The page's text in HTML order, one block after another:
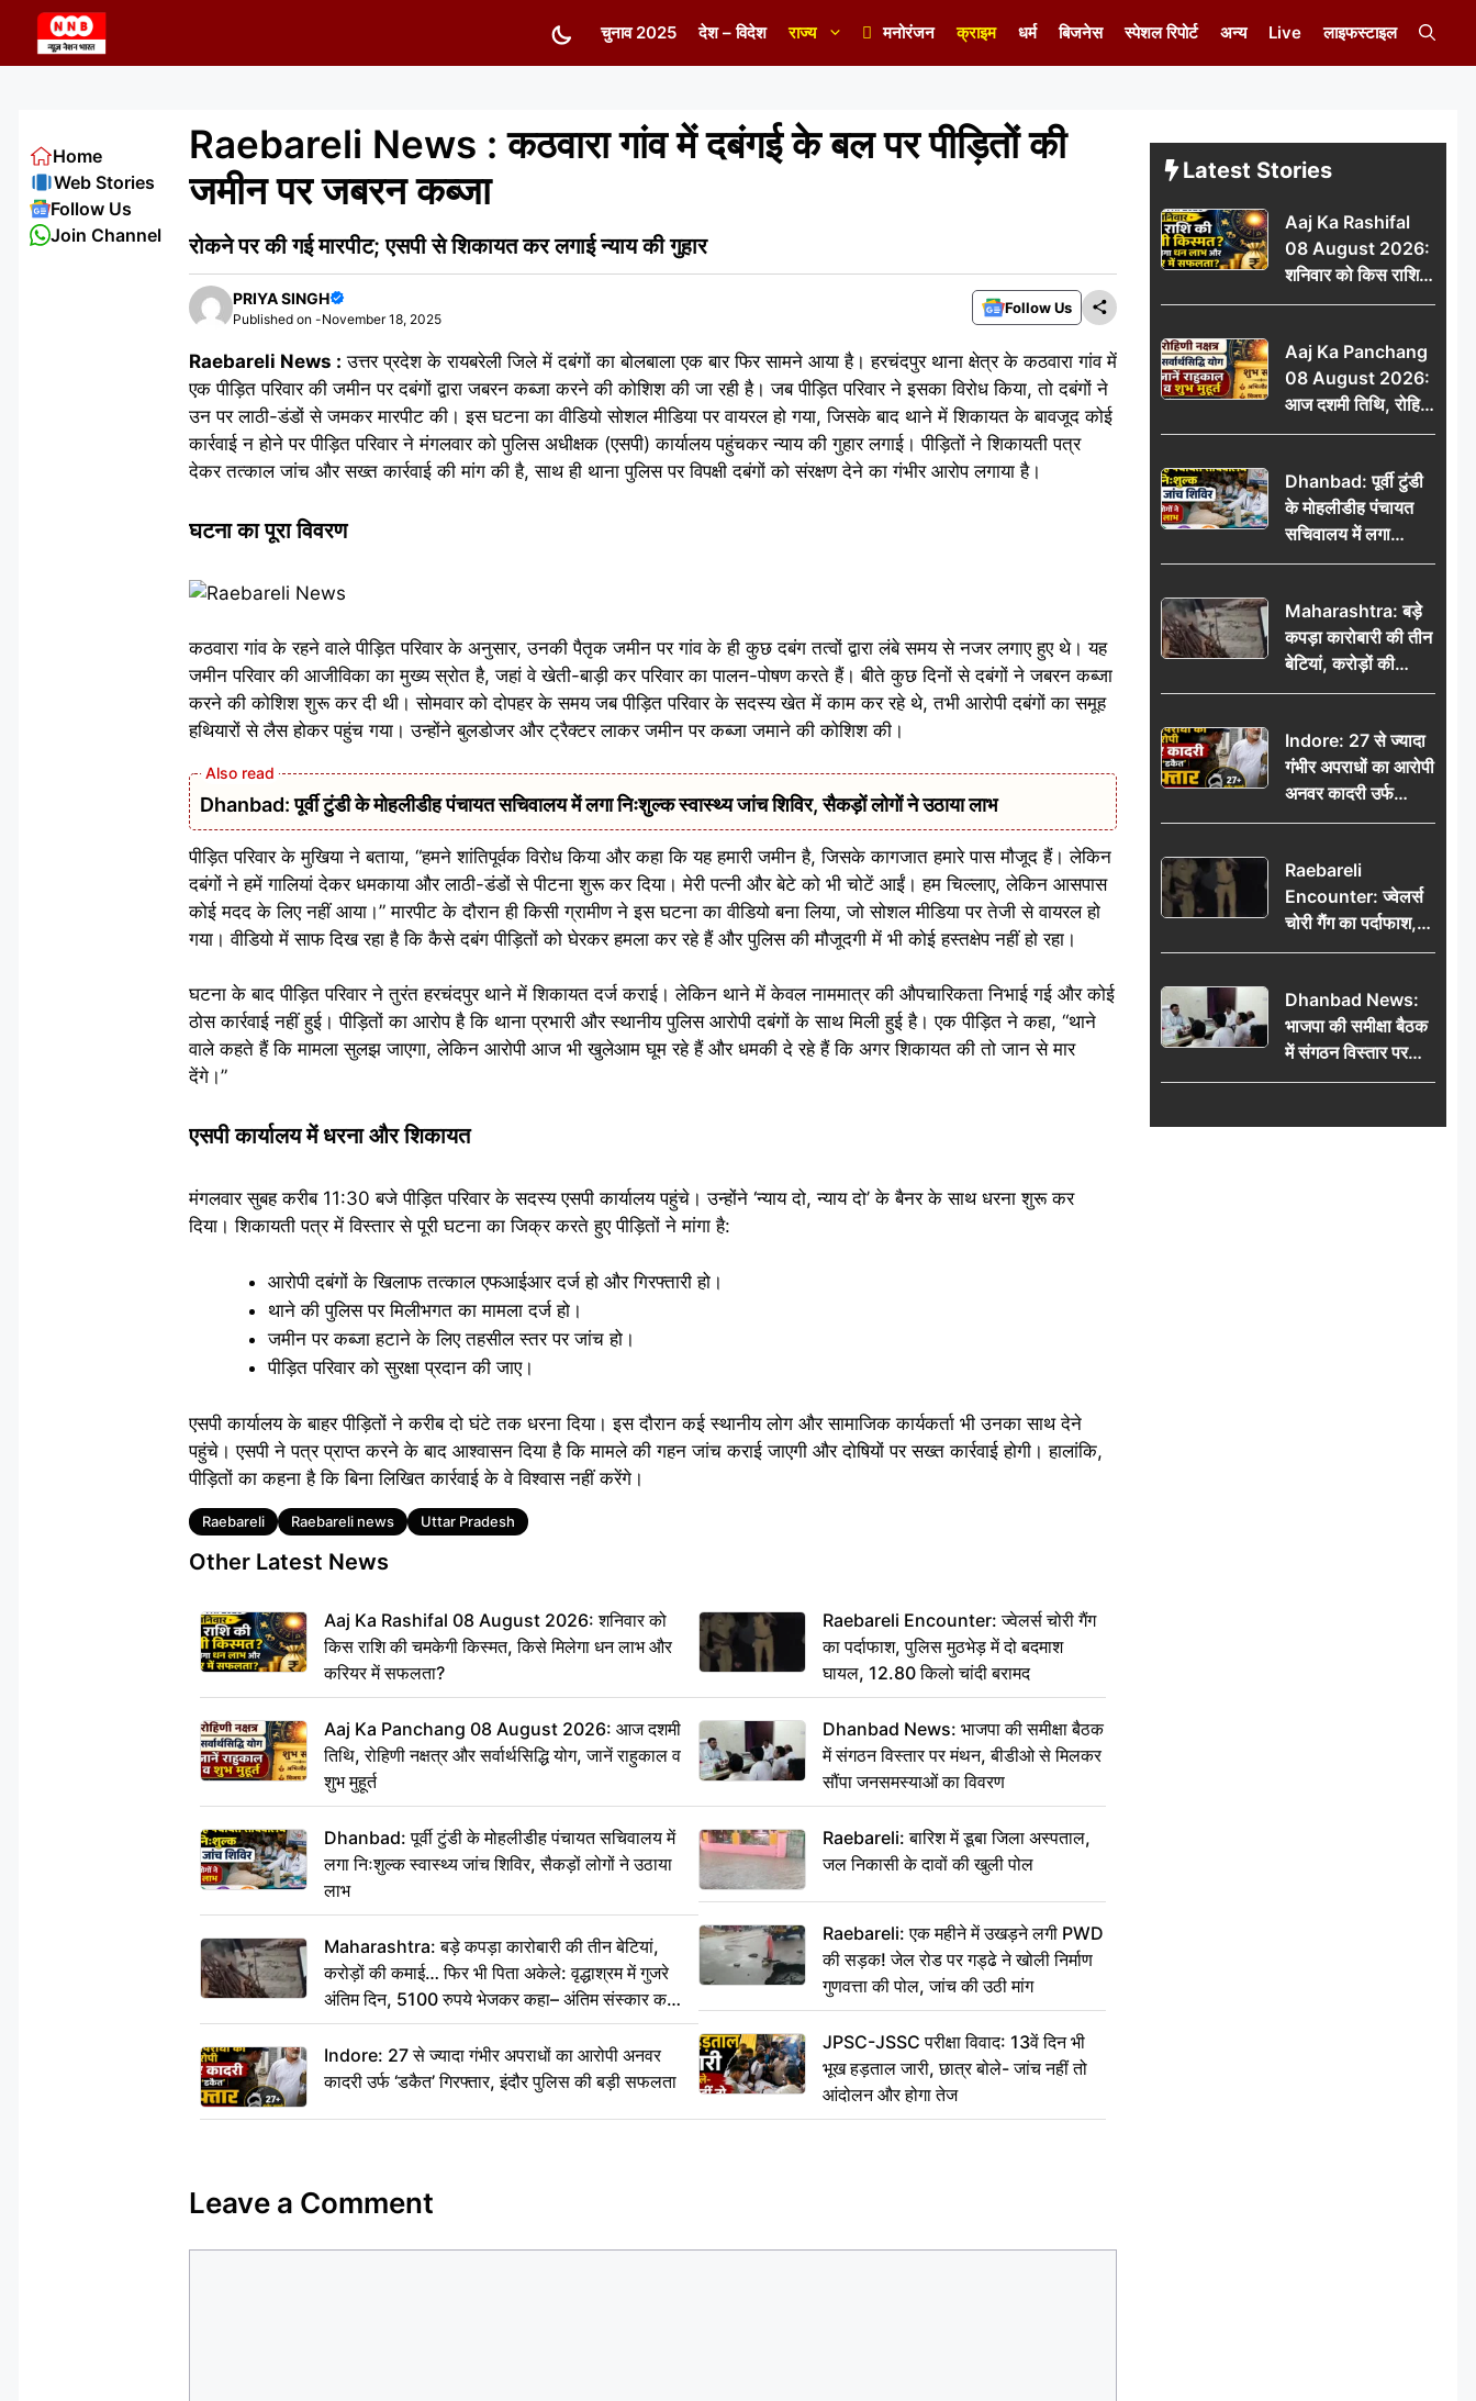
content
चुनाव 2025 देश – विदेश राज्य मनोरंजन क्राइम धर्म बिजनेस स्पेशल रिपोर्ट अन्य Live लाइफस्टाइल
Raebareli News : कठवारा गांव में दबंगई के बल पर पीड़ितों की
जमीन पर जबरन कब्जा
रोकने पर की गई मारपीट; एसपी से शिकायत कर लगाई न्याय की गुहार
PRIYA SINGH
Published on -November 18, 2025
Follow Us
Raebareli News : उत्तर प्रदेश के रायबरेली जिले में दबंगों का बोलबाला एक बार फिर सामने आया है। हरचंदपुर थाना क्षेत्र के कठवारा गांव में
एक पीड़ित परिवार की जमीन पर दबंगों द्वारा जबरन कब्जा करने की कोशिश की जा रही है। जब पीड़ित परिवार ने इसका विरोध किया, तो दबंगों ने
उन पर लाठी-डंडों से जमकर मारपीट की। इस घटना का वीडियो सोशल मीडिया पर वायरल हो गया, जिसके बाद थाने में शिकायत के बावजूद कोई
कार्रवाई न होने पर पीड़ित परिवार ने मंगलवार को पुलिस अधीक्षक (एसपी) कार्यालय पहुंचकर न्याय की गुहार लगाई। पीड़ितों ने शिकायती पत्र
देकर तत्काल जांच और सख्त कार्रवाई की मांग की है, साथ ही थाना पुलिस पर विपक्षी दबंगों को संरक्षण देने का गंभीर आरोप लगाया है।
घटना का पूरा विवरण
कठवारा गांव के रहने वाले पीड़ित परिवार के अनुसार, उनकी पैतृक जमीन पर गांव के ही कुछ दबंग तत्वों द्वारा लंबे समय से नजर लगाए हुए थे। यह
जमीन परिवार की आजीविका का मुख्य स्रोत है, जहां वे खेती-बाड़ी कर परिवार का पालन-पोषण करते हैं। बीते कुछ दिनों से दबंगों ने जबरन कब्जा
करने की कोशिश शुरू कर दी थी। सोमवार को दोपहर के समय जब पीड़ित परिवार के सदस्य खेत में काम कर रहे थे, तभी आरोपी दबंगों का समूह
हथियारों से लैस होकर पहुंच गया। उन्होंने बुलडोजर और ट्रैक्टर लाकर जमीन पर कब्जा जमाने की कोशिश की।
Dhanbad: पूर्वी टुंडी के मोहलीडीह पंचायत सचिवालय में लगा निःशुल्क स्वास्थ्य जांच शिविर, सैकड़ों लोगों ने उठाया लाभ
पीड़ित परिवार के मुखिया ने बताया, “हमने शांतिपूर्वक विरोध किया और कहा कि यह हमारी जमीन है, जिसके कागजात हमारे पास मौजूद हैं। लेकिन
दबंगों ने हमें गालियां देकर धमकाया और लाठी-डंडों से पीटना शुरू कर दिया। मेरी पत्नी और बेटे को भी चोटें आईं। हम चिल्लाए, लेकिन आसपास
कोई मदद के लिए नहीं आया।” मारपीट के दौरान ही किसी ग्रामीण ने इस घटना का वीडियो बना लिया, जो सोशल मीडिया पर तेजी से वायरल हो
गया। वीडियो में साफ दिख रहा है कि कैसे दबंग पीड़ितों को घेरकर हमला कर रहे हैं और पुलिस की मौजूदगी में भी कोई हस्तक्षेप नहीं हो रहा।
घटना के बाद पीड़ित परिवार ने तुरंत हरचंदपुर थाने में शिकायत दर्ज कराई। लेकिन थाने में केवल नाममात्र की औपचारिकता निभाई गई और कोई
ठोस कार्रवाई नहीं हुई। पीड़ितों का आरोप है कि थाना प्रभारी और स्थानीय पुलिस आरोपी दबंगों के साथ मिली हुई है। एक पीड़ित ने कहा, “थाने
वाले कहते हैं कि मामला सुलझ जाएगा, लेकिन आरोपी आज भी खुलेआम घूम रहे हैं और धमकी दे रहे हैं कि अगर शिकायत की तो जान से मार
देंगे।”
एसपी कार्यालय में धरना और शिकायत
मंगलवार सुबह करीब 11:30 बजे पीड़ित परिवार के सदस्य एसपी कार्यालय पहुंचे। उन्होंने ‘न्याय दो, न्याय दो’ के बैनर के साथ धरना शुरू कर
दिया। शिकायती पत्र में विस्तार से पूरी घटना का जिक्र करते हुए पीड़ितों ने मांगा है:
आरोपी दबंगों के खिलाफ तत्काल एफआईआर दर्ज हो और गिरफ्तारी हो।
थाने की पुलिस पर मिलीभगत का मामला दर्ज हो।
जमीन पर कब्जा हटाने के लिए तहसील स्तर पर जांच हो।
पीड़ित परिवार को सुरक्षा प्रदान की जाए।
एसपी कार्यालय के बाहर पीड़ितों ने करीब दो घंटे तक धरना दिया। इस दौरान कई स्थानीय लोग और सामाजिक कार्यकर्ता भी उनका साथ देने
पहुंचे। एसपी ने पत्र प्राप्त करने के बाद आश्वासन दिया है कि मामले की गहन जांच कराई जाएगी और दोषियों पर सख्त कार्रवाई होगी। हालांकि,
पीड़ितों का कहना है कि बिना लिखित कार्रवाई के वे विश्वास नहीं करेंगे।
Tags
Raebareli Raebareli news Uttar Pradesh
Other Latest News
Aaj Ka Rashifal 08 August 2026: शनिवार को
किस राशि की चमकेगी किस्मत, किसे मिलेगा धन लाभ और
करियर में सफलता?
Aaj Ka Panchang 08 August 2026: आज दशमी
तिथि, रोहिणी नक्षत्र और सर्वार्थसिद्धि योग, जानें राहुकाल व
शुभ मुहूर्त
Dhanbad: पूर्वी टुंडी के मोहलीडीह पंचायत सचिवालय में
लगा निःशुल्क स्वास्थ्य जांच शिविर, सैकड़ों लोगों ने उठाया
लाभ
Maharashtra: बड़े कपड़ा कारोबारी की तीन बेटियां,
करोड़ों की कमाई… फिर भी पिता अकेले: वृद्धाश्रम में गुजरे
अंतिम दिन, 5100 रुपये भेजकर कहा– अंतिम संस्कार कर
दीजिए हम नहीं आ पाएंगे
Indore: 27 से ज्यादा गंभीर अपराधों का आरोपी अनवर
कादरी उर्फ ‘डकैत’ गिरफ्तार, इंदौर पुलिस की बड़ी सफलता
Raebareli Encounter: ज्वेलर्स चोरी गैंग
का पर्दाफाश, पुलिस मुठभेड़ में दो बदमाश
घायल, 12.80 किलो चांदी बरामद
Dhanbad News: भाजपा की समीक्षा बैठक
में संगठन विस्तार पर मंथन, बीडीओ से मिलकर
सौंपा जनसमस्याओं का विवरण
Raebareli: बारिश में डूबा जिला अस्पताल,
जल निकासी के दावों की खुली पोल
Raebareli: एक महीने में उखड़ने लगी PWD
की सड़क! जेल रोड पर गड्ढे ने खोली निर्माण
गुणवत्ता की पोल, जांच की उठी मांग
JPSC-JSSC परीक्षा विवाद: 13वें दिन भी
भूख हड़ताल जारी, छात्र बोले- जांच नहीं तो
आंदोलन और होगा तेज
Leave a Comment
Home
Web Stories
Follow Us
Join Channel
Latest Stories
Aaj Ka Rashifal
08 August 2026:
शनिवार को किस राशि
की चमकेगी किस्मत,
और करियर में सफलता?
Aaj Ka Panchang
08 August 2026:
आज दशमी तिथि, रोहिणी
नक्षत्र और सर्वार्थसिद्धि
शुभ मुहूर्त
Dhanbad: पूर्वी टुंडी
के मोहलीडीह पंचायत
सचिवालय में लगा
निःशुल्क स्वास्थ्य जांच
उठाया लाभ
Maharashtra: बड़े
कपड़ा कारोबारी की तीन
बेटियां, करोड़ों की
कमाई… फिर भी पिता
अंतिम दिन, 5100 रुपये
भेजकर कहा– अंतिम
संस्कार कर दीजिए हम
नहीं आ पाएंगे
Indore: 27 से ज्यादा
गंभीर अपराधों का आरोपी
अनवर कादरी उर्फ
‘डकैत’ गिरफ्तार, इंदौर
Raebareli
Encounter: ज्वेलर्स
चोरी गैंग का पर्दाफाश,
पुलिस मुठभेड़ में दो
किलो चांदी बरामद
Dhanbad News:
भाजपा की समीक्षा बैठक
में संगठन विस्तार पर
मंथन, बीडीओ से
जनसमस्याओं का विवरण